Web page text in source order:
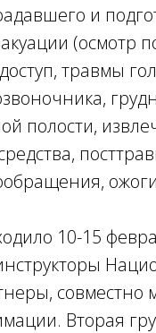
и
(осмотр
травмы
полости,
10-15
Вторая